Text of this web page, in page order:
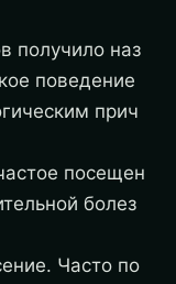
получило наз
поведение
прич
посещен
болез
Часто по